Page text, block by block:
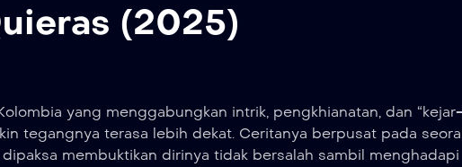
(2025)
yang menggabungkan intrik, pengkhianatan, dan “kejar-
tegangnya terasa lebih dekat. Ceritanya berpusat pada
membuktikan dirinya tidak bersalah sambil menghadapi